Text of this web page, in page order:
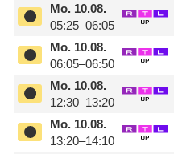
Mo.10.08.
05:25–06:05
Mo.10.08.
06:05–06:50
Mo.10.08.
12:30–13:20
Mo.10.08.
13:20–14:10